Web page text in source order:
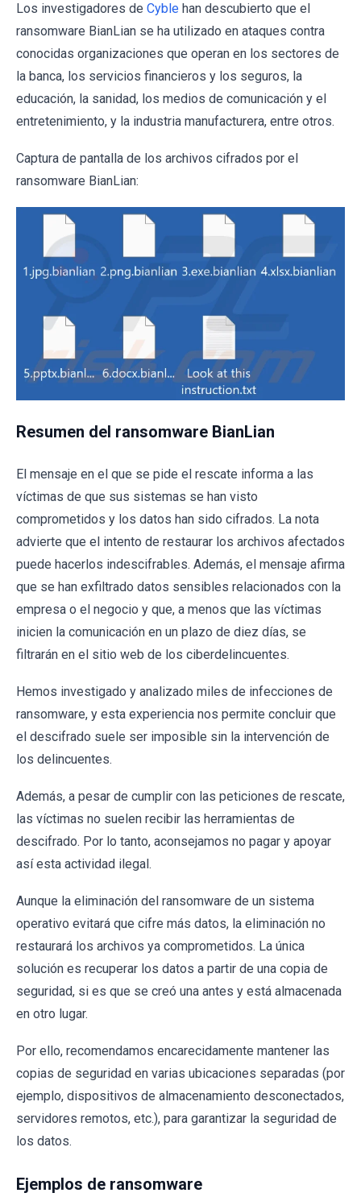
Los investigadores de Cyble han descubierto que el
ransomware BianLian se ha utilizado en ataques contra
conocidas organizaciones que operan en los sectores de
la banca, los servicios financieros y los seguros, la
educación, la sanidad, los medios de comunicación y el
entretenimiento, y la industria manufacturera, entre otros.
Captura de pantalla de los archivos cifrados por el
ransomware BianLian:
Resumen del ransomware BianLian
El mensaje en el que se pide el rescate informa a las
víctimas de que sus sistemas se han visto
comprometidos y los datos han sido cifrados. La nota
advierte que el intento de restaurar los archivos afectados
puede hacerlos indescifrables. Además, el mensaje afirma
que se han exfiltrado datos sensibles relacionados con la
empresa o el negocio y que, a menos que las víctimas
inicien la comunicación en un plazo de diez días, se
filtrarán en el sitio web de los ciberdelincuentes.
Hemos investigado y analizado miles de infecciones de
ransomware, y esta experiencia nos permite concluir que
el descifrado suele ser imposible sin la intervención de
los delincuentes.
Además, a pesar de cumplir con las peticiones de rescate,
las víctimas no suelen recibir las herramientas de
descifrado. Por lo tanto, aconsejamos no pagar y apoyar
así esta actividad ilegal.
Aunque la eliminación del ransomware de un sistema
operativo evitará que cifre más datos, la eliminación no
restaurará los archivos ya comprometidos. La única
solución es recuperar los datos a partir de una copia de
seguridad, si es que se creó una antes y está almacenada
en otro lugar.
Por ello, recomendamos encarecidamente mantener las
copias de seguridad en varias ubicaciones separadas (por
ejemplo, dispositivos de almacenamiento desconectados,
servidores remotos, etc.), para garantizar la seguridad de
los datos.
Ejemplos de ransomware